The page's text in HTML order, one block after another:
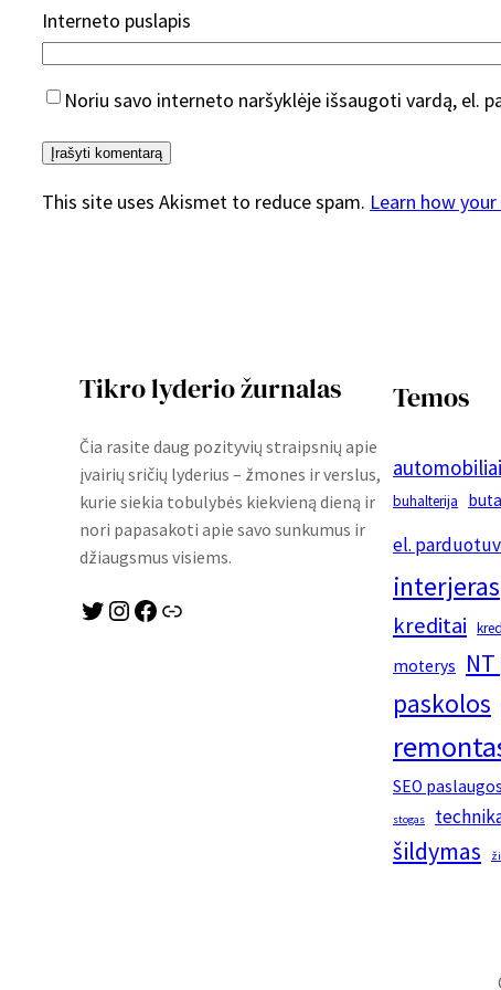
Interneto puslapis
Noriu savo interneto naršyklėje išsaugoti vardą, el.
This site uses Akismet to reduce spam. Learn how
Tikro lyderio žurnalas
Čia rasite daug pozityvių straipsnių apie
įvairių sričių lyderius – žmones ir verslus,
kurie siekia tobulybės kiekvieną dieną ir
nori papasakoti apie savo sunkumus ir
džiaugsmus visiems.
Twitter Instagram Facebook Link
Temos
automobiliai
buhalterija
el.
interjeras
kreditai
moterys
paskolos
SEO paslaugos
stogas
šildymas